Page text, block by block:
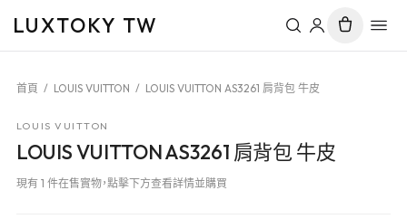
LUXTOKY TW
首頁 / LOUIS VUITTON / LOUIS VUITTON AS3261 肩背包 牛皮
LOUIS VUITTON
LOUIS VUITTON AS3261 肩背包 牛皮
現有 1 件在售實物，點擊下方查看詳情並購買